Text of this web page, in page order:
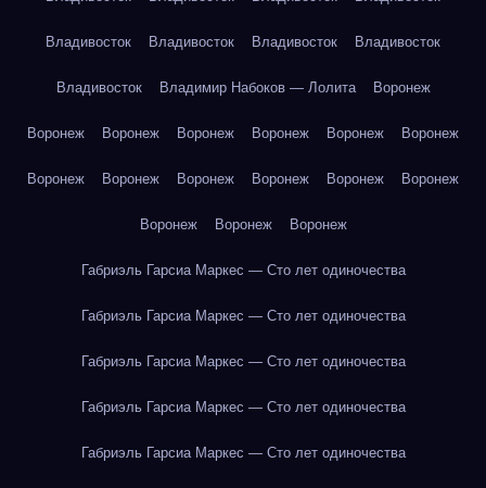
Владивосток Владивосток Владивосток Владивосток
Владивосток Владимир Набоков — Лолита Воронеж
Воронеж Воронеж Воронеж Воронеж Воронеж Воронеж
Воронеж Воронеж Воронеж Воронеж Воронеж Воронеж
Воронеж Воронеж Воронеж
Габриэль Гарсиа Маркес — Сто лет одиночества
Габриэль Гарсиа Маркес — Сто лет одиночества
Габриэль Гарсиа Маркес — Сто лет одиночества
Габриэль Гарсиа Маркес — Сто лет одиночества
Габриэль Гарсиа Маркес — Сто лет одиночества